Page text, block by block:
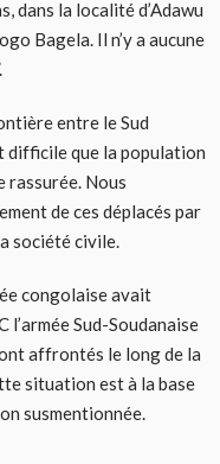
dans la localité d’Adawu
Bagela. Il n’y a aucune
entre le Sud
difficile que la population
rassurée. Nous
de ces déplacés par
société civile.
congolaise avait
Sud-Soudanaise
affrontés le long de la
situation est à la base
susmentionnée.